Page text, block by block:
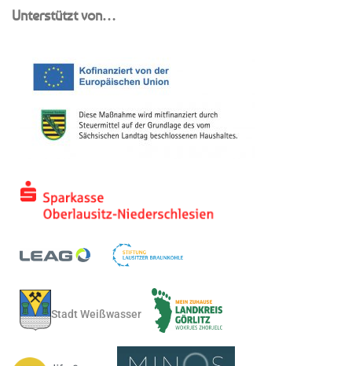
Unterstützt von…
Stadt Weißwasser